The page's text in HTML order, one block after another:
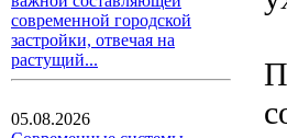
современной городской
застройки, отвечая на
растущий...
05.08.2026